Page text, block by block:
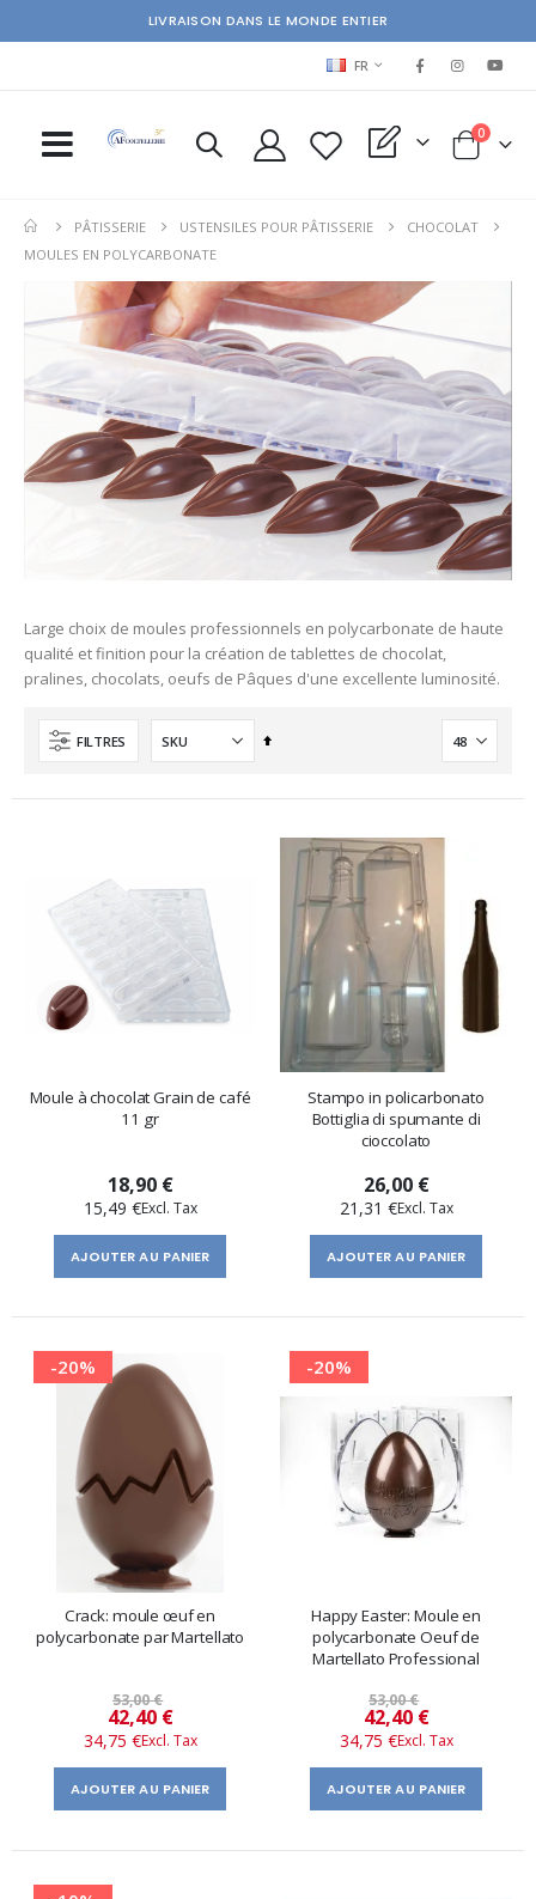
LIVRAISON DANS LE MONDE ENTIER
LANGUAGE
FR
My Quote Cart
0items
PÂTISSERIE USTENSILES POUR PÂTISSERIE
CHOCOLAT
MOULES EN POLYCARBONATE
Large choix de moules professionnels en polycarbonate de haute
qualité et finition pour la création de tablettes de chocolat,
pralines, chocolats, oeufs de Pâques d'une excellente luminosité.
FILTRES
Ordre
Moule à chocolat Grain de café
11 gr
18,90 €
15,49 €
AJOUTER AU PANIER
Stampo in policarbonato
Bottiglia di spumante di
cioccolato
26,00 €
21,31 €
AJOUTER AU PANIER
-20%
Crack: moule œuf en
polycarbonate par Martellato
53,00 €
Prix
​​
spécial
42,40 €
34,75 €
AJOUTER AU PANIER
-20%
Happy Easter: Moule en
polycarbonate Oeuf de
Martellato Professional
53,00 €
Prix
​​
spécial
42,40 €
34,75 €
AJOUTER AU PANIER